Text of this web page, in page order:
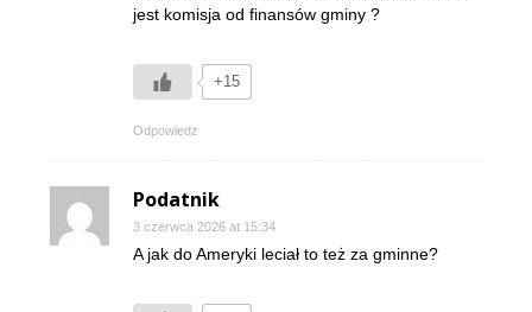
jest komisja od finansów gminy ?
+15
Odpowiedz
Podatnik
3 czerwca 2026 at 15:34
A jak do Ameryki leciał to też za gminne?